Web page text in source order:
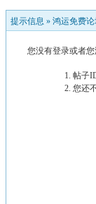
提示信息 » 鸿运免费
您没有登录或者
帖子
您还